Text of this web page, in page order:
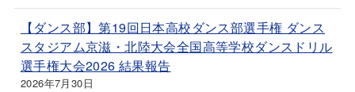
【ダンス部】第19回日本高校ダンス部選手権 ダンス
スタジアム京滋・北陸大会全国高等学校ダンスドリル
選手権大会2026 結果報告
2026年7月30日